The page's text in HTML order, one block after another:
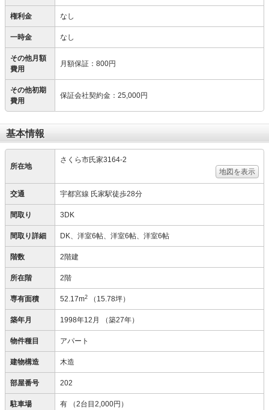
権利金 なし
一時金 なし
その他月額
費用
月額保証 ： 800円
その他初期
費用
保証会社契約金 ： 25,000円
基本情報
所在地
さくら市氏家3164-2
地図を表示
交通 宇都宮線 氏家駅徒歩28分
間取り 3DK
間取り詳細 DK、洋室6帖、洋室6帖、洋室6帖
階数 2階建
所在階 2階
専有面積 52.17m2 （15.78坪）
築年月 1998年12月 （築27年）
物件種目 アパート
建物構造 木造
部屋番号 202
駐車場 有 （2台目2,000円）